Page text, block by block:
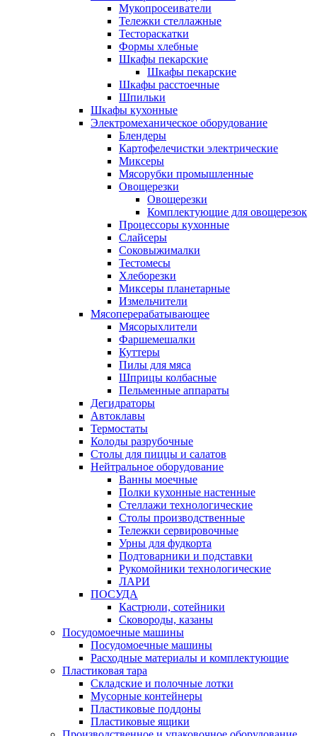
Мукопросеиватели
Тележки стеллажные
Тестораскатки
Формы хлебные
Шкафы пекарские
Шкафы пекарские
Шкафы расстоечные
Шпильки
Шкафы кухонные
Электромеханическое оборудование
Блендеры
Картофелечистки электрические
Миксеры
Мясорубки промышленные
Овощерезки
Овощерезки
Комплектующие для овощерезок
Процессоры кухонные
Слайсеры
Соковыжималки
Тестомесы
Хлеборезки
Миксеры планетарные
Измельчители
Мясоперерабатывающее
Мясорыхлители
Фаршемешалки
Куттеры
Пилы для мяса
Шприцы колбасные
Пельменные аппараты
Дегидраторы
Автоклавы
Термостаты
Колоды разрубочные
Столы для пиццы и салатов
Нейтральное оборудование
Ванны моечные
Полки кухонные настенные
Стеллажи технологические
Столы производственные
Тележки сервировочные
Урны для фудкорта
Подтоварники и подставки
Рукомойники технологические
ЛАРИ
ПОСУДА
Кастрюли, сотейники
Сковороды, казаны
Посудомоечные машины
Посудомоечные машины
Расходные материалы и комплектующие
Пластиковая тара
Складские и полочные лотки
Мусорные контейнеры
Пластиковые поддоны
Пластиковые ящики